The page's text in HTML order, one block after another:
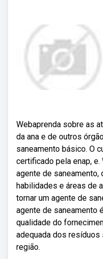
Webaprenda sobre as
da ana e de outros
saneamento básico. O
certificado pela enap,
agente de
habilidades e áreas de
tornar um agente de
agente de saneamento
qualidade do
adequada dos
região.